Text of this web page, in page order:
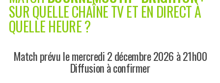
SUR QUELLE CHAÎNE TV ET EN DIRECT À
QUELLE HEURE ?
Match prévu le mercredi 2 décembre 2026 à 21h00
Diffusion à confirmer